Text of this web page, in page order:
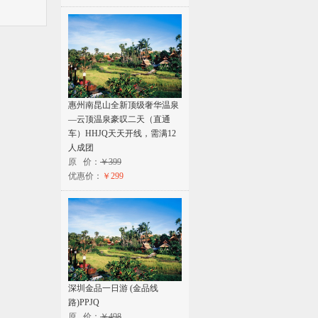
惠州南昆山全新顶级奢华温泉
—云顶温泉豪叹二天（直通
车）HHJQ天天开线，需满12
人成团
原 价： ￥399
优惠价： ￥299
深圳金品一日游 (金品线
路)PPJQ